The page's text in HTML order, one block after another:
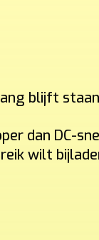
blijft
dan DC-
wilt